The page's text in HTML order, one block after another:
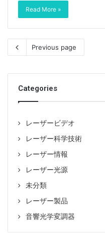
Read More »
Previous page
Categories
レーザービデオ
レーザー科学技術
レーザー情報
レーザー光源
未分類
レーザー製品
音響光学変調器